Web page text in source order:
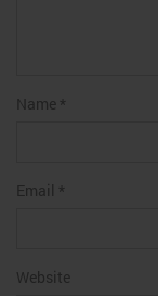
Name *
Email *
Website